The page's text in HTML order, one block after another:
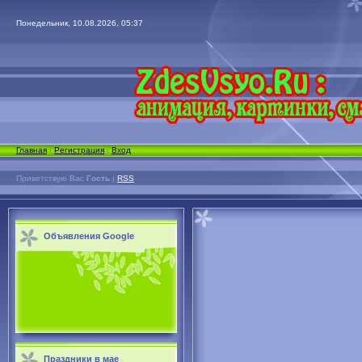
Понедельник, 10.08.2026, 05:37
Главная|Регистрация|Вход
Приветствую Вас Гость | RSS
Объявления Google
Праздники в мае